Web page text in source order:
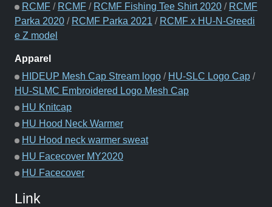
RCMF / RCMF / RCMF Fishing Tee Shirt 2020 / RCMF
Parka 2020 / RCMF Parka 2021 / RCMF x HU-N-Greedi
e Z model
Apparel
HIDEUP Mesh Cap Stream logo / HU-SLC Logo Cap /
HU-SLMC Embroidered Logo Mesh Cap
HU Knitcap
HU Hood Neck Warmer
HU Hood neck warmer sweat
HU Facecover MY2020
HU Facecover
Link